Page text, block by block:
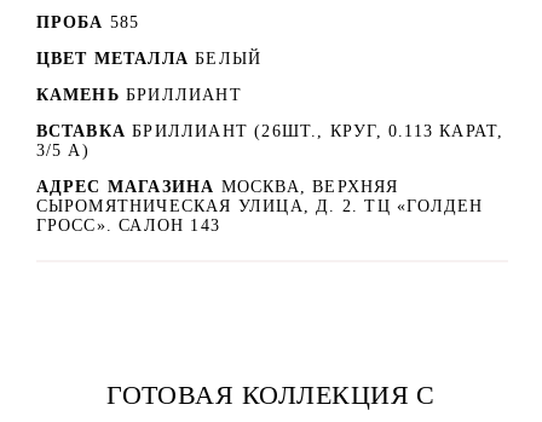
ПРОБА 585
ЦВЕТ МЕТАЛЛА БЕЛЫЙ
КАМЕНЬ БРИЛЛИАНТ
ВСТАВКА БРИЛЛИАНТ (26ШТ., КРУГ, 0.113 КАРАТ,
3/5 А)
АДРЕС МАГАЗИНА МОСКВА, ВЕРХНЯЯ
СЫРОМЯТНИЧЕСКАЯ УЛИЦА, Д. 2. ТЦ «ГОЛДЕН
ГРОСС». САЛОН 143
ГОТОВАЯ КОЛЛЕКЦИЯ С